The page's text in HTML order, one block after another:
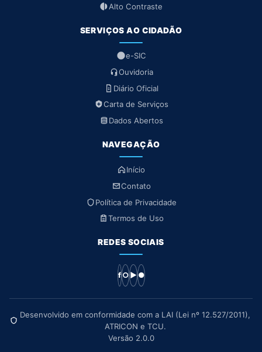
Alto Contraste
SERVIÇOS AO CIDADÃO
e-SIC
Ouvidoria
Diário Oficial
Carta de Serviços
Dados Abertos
NAVEGAÇÃO
Início
Contato
Política de Privacidade
Termos de Uso
REDES SOCIAIS
f ○▶ ●
Desenvolvido em conformidade com a LAI (Lei nº 12.527/2011),
ATRICON e TCU.
Versão 2.0.0